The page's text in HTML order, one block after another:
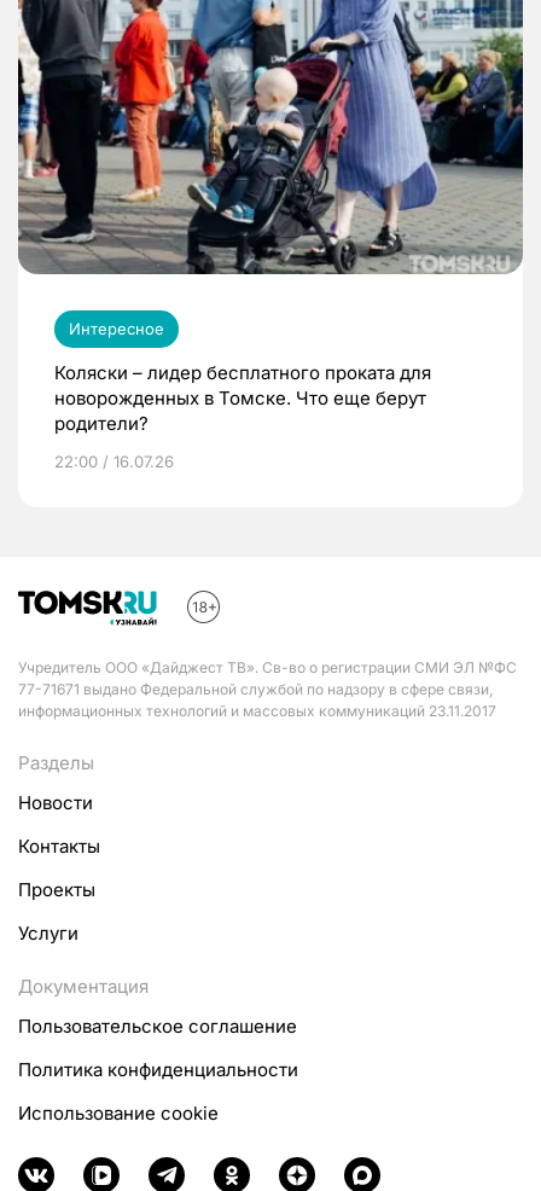
Интересное
Коляски – лидер бесплатного проката для
новорожденных в Томске. Что еще берут
родители?
22:00 / 16.07.26
Учредитель ООО «Дайджест ТВ». Св-во о регистрации СМИ ЭЛ №ФС
77-71671 выдано Федеральной службой по надзору в сфере связи,
информационных технологий и массовых коммуникаций 23.11.2017
Разделы
Новости
Контакты
Проекты
Услуги
Документация
Пользовательское соглашение
Политика конфиденциальности
Использование cookie